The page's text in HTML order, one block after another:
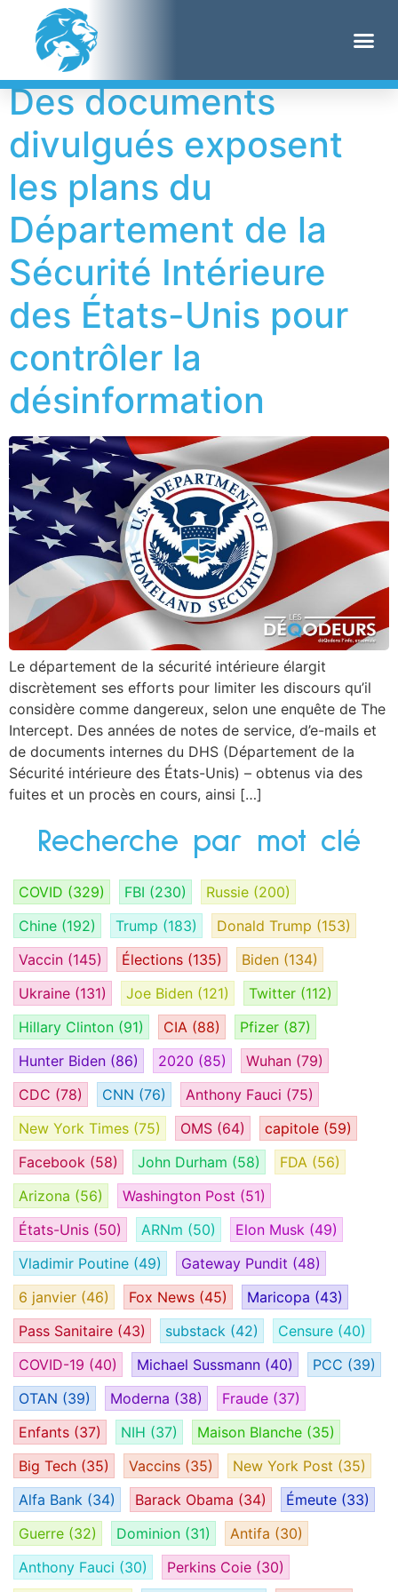
Étiquette : Blucifer
Des documents
divulgués exposent
les plans du
Département de la
Sécurité Intérieure
des États-Unis pour
contrôler la
désinformation
Le département de la sécurité intérieure élargit
discrètement ses efforts pour limiter les discours qu’il
considère comme dangereux, selon une enquête de The
Intercept. Des années de notes de service, d’e-mails et
de documents internes du DHS (Département de la
Sécurité intérieure des États-Unis) – obtenus via des
fuites et un procès en cours, ainsi […]
Recherche par mot clé
COVID (329) FBI (230) Russie (200)
Chine (192) Trump (183) Donald Trump (153)
Vaccin (145) Élections (135) Biden (134)
Ukraine (131) Joe Biden (121) Twitter (112)
Hillary Clinton (91) CIA (88) Pfizer (87)
Hunter Biden (86) 2020 (85) Wuhan (79)
CDC (78) CNN (76) Anthony Fauci (75)
New York Times (75) OMS (64) capitole (59)
Facebook (58) John Durham (58) FDA (56)
Arizona (56) Washington Post (51)
États-Unis (50) ARNm (50) Elon Musk (49)
Vladimir Poutine (49) Gateway Pundit (48)
6 janvier (46) Fox News (45) Maricopa (43)
Pass Sanitaire (43) substack (42) Censure (40)
COVID-19 (40) Michael Sussmann (40) PCC (39)
OTAN (39) Moderna (38) Fraude (37)
Enfants (37) NIH (37) Maison Blanche (35)
Big Tech (35) Vaccins (35) New York Post (35)
Alfa Bank (34) Barack Obama (34) Émeute (33)
Guerre (32) Dominion (31) Antifa (30)
Anthony Fauci (30) Perkins Coie (30)